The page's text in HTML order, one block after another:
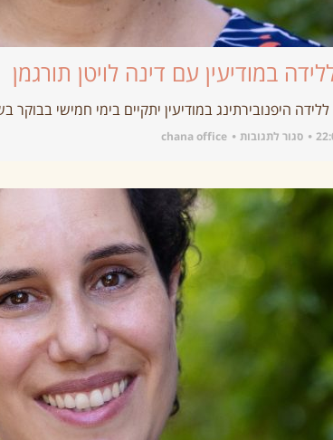
במודיעין עם דינה לויטן תורגמן
במודיעין יתקיים בימי חמישי בבוקר בשעות 9:00-12:00 תאריכי הקורס: 6, 20, 27 למרץ,
סגור לתגובות chana office